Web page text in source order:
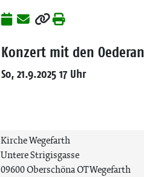
Konzert mit den
So, 21.9.2025 17 Uhr
Kirche Wegefarth
Untere Strigisgasse
09600 Oberschöna OT Wegefarth